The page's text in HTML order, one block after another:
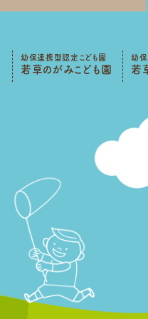
幼保連携型認定こども園
若草のがみこども園
幼
若